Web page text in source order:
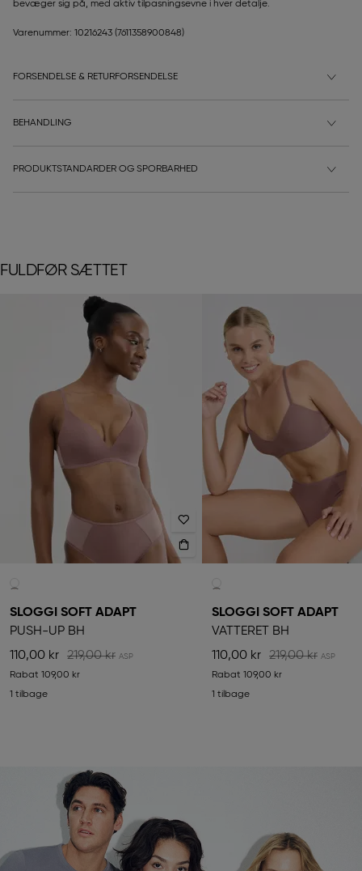
bevæger sig på, med aktiv tilpasningsevne i hver detalje.
Varenummer: 10216243 (7611358900848)
FORSENDELSE & RETURFORSENDELSE
BEHANDLING
PRODUKTSTANDARDER OG SPORBARHED
FULDFØR SÆTTET
SLOGGI SOFT ADAPT
PUSH-UP BH
110,00 kr
219,00 kr
Rabat 109,00 kr
1 tilbage
SLOGGI SOFT ADAPT
VATTERET BH
110,00 kr
219,00 kr
Rabat 109,00 kr
1 tilbage